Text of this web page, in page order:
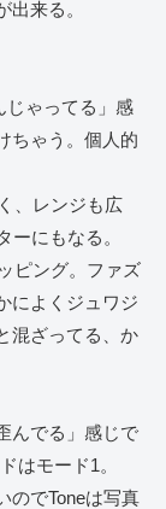
来る。
じゃってる」感
ちゃう。個人的
、レンジも広
ーにもなる。
ピング。ファズ
によくジュワジ
混ざってる、か
んでる」感じで
はモード1。
のでToneは写真